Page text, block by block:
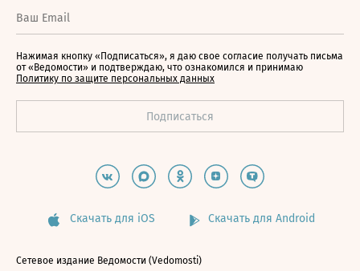
Нажимая кнопку «Подписаться», я даю свое согласие получать письма
от «Ведомости» и подтверждаю, что ознакомился и принимаю
Политику по защите персональных данных
Скачать для iOS Скачать для Android
Сетевое издание Ведомости (Vedomosti)